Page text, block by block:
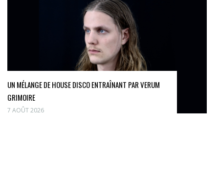
UN MÉLANGE DE HOUSE DISCO ENTRAÎNANT PAR VERUM
GRIMOIRE
7 AOÛT 2026